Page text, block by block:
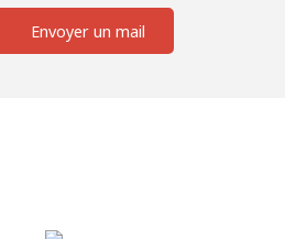
Envoyer un mail